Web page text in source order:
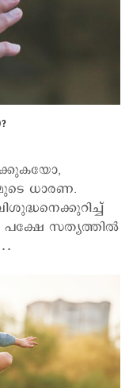
ധാരണ.
പക്ഷേ സത്യത്തില്‍